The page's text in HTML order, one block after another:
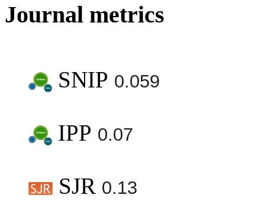
Journal metrics
SNIP 0.059
IPP 0.07
SJR 0.13